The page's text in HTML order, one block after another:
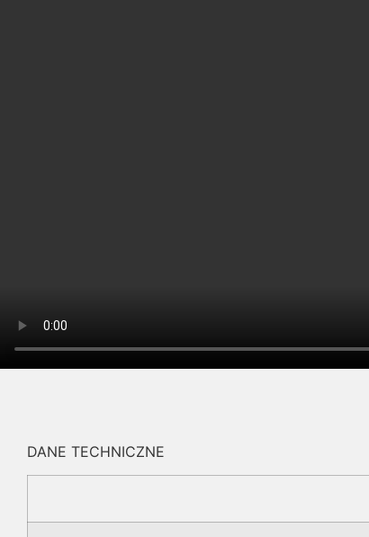
DANE TECHNICZNE